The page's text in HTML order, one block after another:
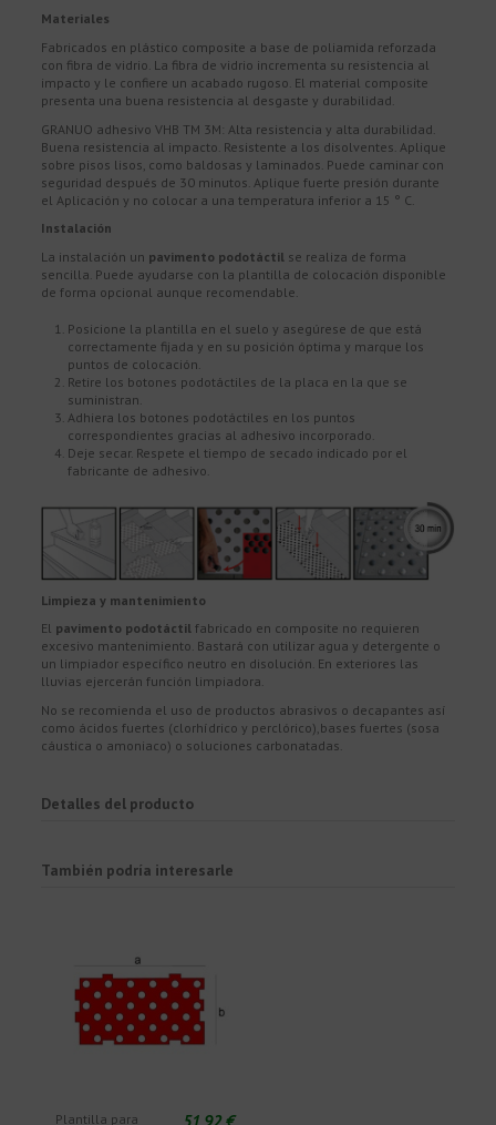
Materiales
Fabricados en plástico composite a base de poliamida reforzada
con fibra de vidrio. La fibra de vidrio incrementa su resistencia al
impacto y le confiere un acabado rugoso. El material composite
presenta una buena resistencia al desgaste y durabilidad.
GRANUO adhesivo VHB TM 3M: Alta resistencia y alta durabilidad.
Buena resistencia al impacto. Resistente a los disolventes. Aplique
sobre pisos lisos, como baldosas y laminados. Puede caminar con
seguridad después de 30 minutos. Aplique fuerte presión durante
el Aplicación y no colocar a una temperatura inferior a 15 ° C.
Instalación
La instalación un pavimento podotáctil se realiza de forma
sencilla. Puede ayudarse con la plantilla de colocación disponible
de forma opcional aunque recomendable.
Posicione la plantilla en el suelo y asegúrese de que está
correctamente fijada y en su posición óptima y marque los
puntos de colocación.
Retire los botones podotáctiles de la placa en la que se
suministran.
Adhiera los botones podotáctiles en los puntos
correspondientes gracias al adhesivo incorporado.
Deje secar. Respete el tiempo de secado indicado por el
fabricante de adhesivo.
Limpieza y mantenimiento
El pavimento podotáctil fabricado en composite no requieren
excesivo mantenimiento. Bastará con utilizar agua y detergente o
un limpiador específico neutro en disolución. En exteriores las
lluvias ejercerán función limpiadora.
No se recomienda el uso de productos abrasivos o decapantes así
como ácidos fuertes (clorhídrico y perclórico),bases fuertes (sosa
cáustica o amoniaco) o soluciones carbonatadas.
Detalles del producto
También podría interesarle
Plantilla para 51,92 €